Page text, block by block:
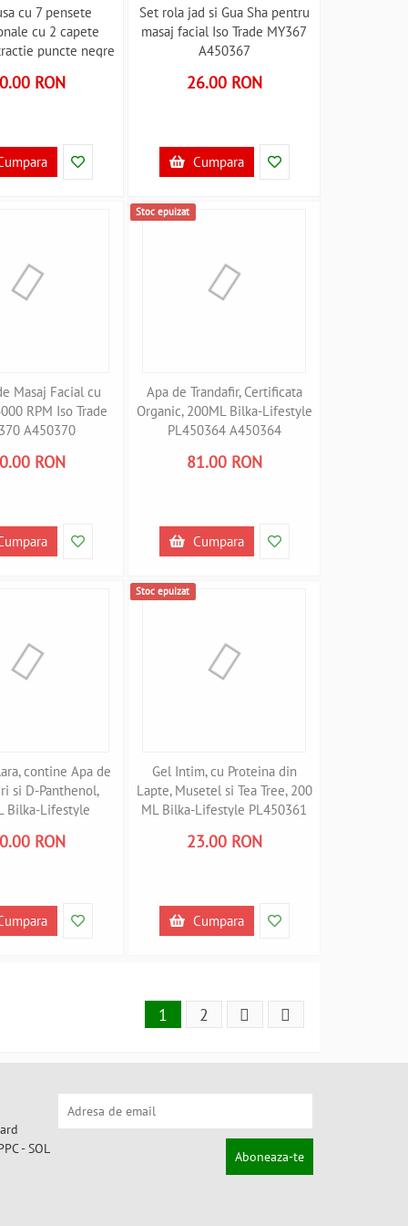
cu 7 pensete
cu 2 capete
puncte negre
RON
Set rola jad si Gua Sha pentru
masaj facial Iso Trade MY367
A450367
26.00 RON
Cumpara
Masaj Facial cu
RPM Iso Trade
A450370
RON
Stoc epuizat
Apa de Trandafir, Certificata
Organic, 200ML Bilka-Lifestyle
PL450364 A450364
81.00 RON
Cumpara
contine Apa de
si D-Panthenol,
Bilka-Lifestyle
RON
Stoc epuizat
Gel Intim, cu Proteina din
Lapte, Musetel si Tea Tree, 200
ML Bilka-Lifestyle PL450361
23.00 RON
Cumpara
1 2
Aboneaza-te